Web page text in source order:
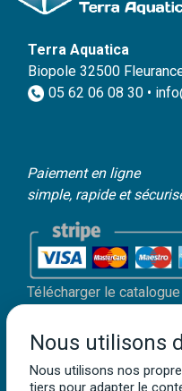
Terra Aquatica
Biopole 32500
05 62 06 08 30 •
Paiement en ligne
simple, rapide et
Télécharger le catalogue
Mentions légales
Politique de
Nous utilisons
Nous utilisons nos
tiers pour adapter le